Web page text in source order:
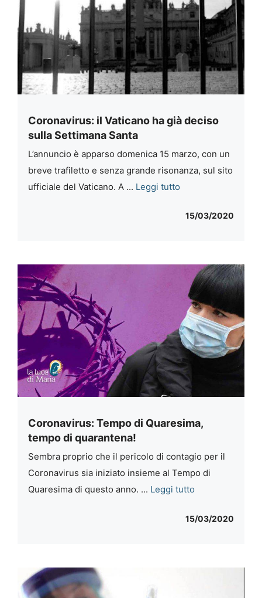
Coronavirus: il Vaticano ha già deciso
sulla Settimana Santa
L’annuncio è apparso domenica 15 marzo, con un
breve trafiletto e senza grande risonanza, sul sito
ufficiale del Vaticano. A ... Leggi tutto
15/03/2020
Coronavirus: Tempo di Quaresima,
tempo di quarantena!
Sembra proprio che il pericolo di contagio per il
Coronavirus sia iniziato insieme al Tempo di
Quaresima di questo anno. ... Leggi tutto
15/03/2020